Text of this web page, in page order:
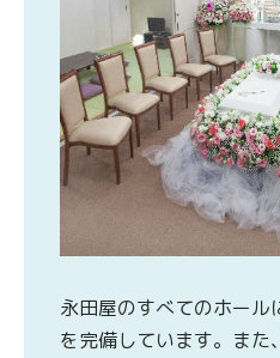
永田屋のすべてのホール
を完備しています。また